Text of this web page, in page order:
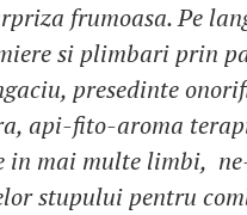
frumoasa. Pe
si plimbari prin
presedinte
api-fito-aroma
in mai multe limbi,
stupului pentru